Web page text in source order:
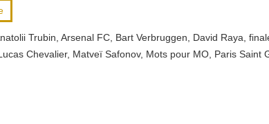
Trubin Arsenal FC Bart Verbruggen David Raya
Chevalier, Matveï Safonov, Mots pour MO Paris Saint